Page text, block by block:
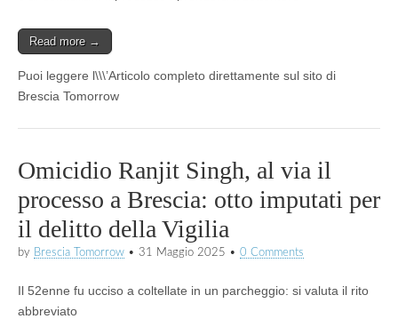
Read more →
Puoi leggere l\\\’Articolo completo direttamente sul sito di
Brescia Tomorrow
Omicidio Ranjit Singh, al via il
processo a Brescia: otto imputati per
il delitto della Vigilia
by Brescia Tomorrow • 31 Maggio 2025 • 0 Comments
Il 52enne fu ucciso a coltellate in un parcheggio: si valuta il rito
abbreviato